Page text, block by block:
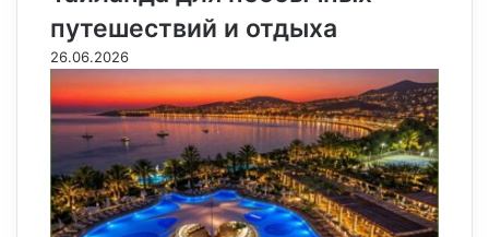
путешествий и отдыха
26.06.2026